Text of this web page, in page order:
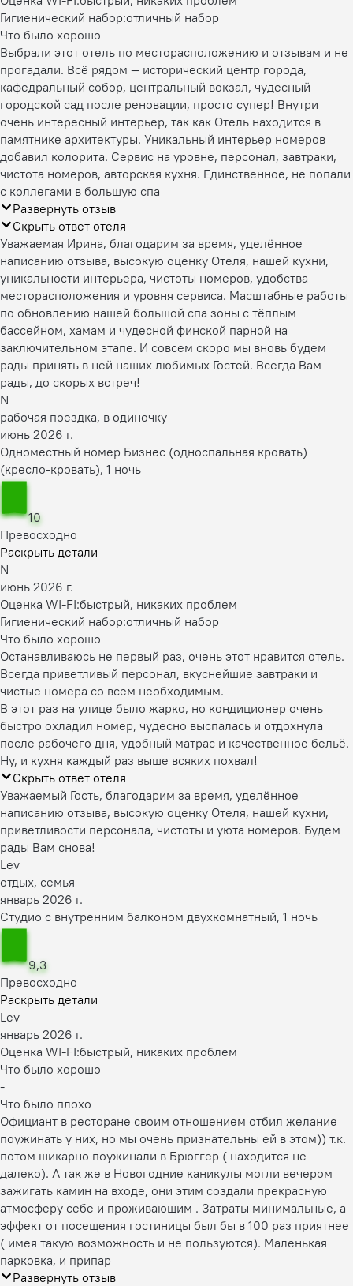
Гигиенический набор:отличный набор
Что было хорошо
Выбрали этот отель по месторасположению и отзывам и не
прогадали. Всё рядом — исторический центр города,
кафедральный собор, центральный вокзал, чудесный
городской сад после реновации, просто супер! Внутри
очень интересный интерьер, так как Отель находится в
памятнике архитектуры. Уникальный интерьер номеров
добавил колорита. Сервис на уровне, персонал, завтраки,
чистота номеров, авторская кухня. Единственное, не попали
с коллегами в большую спа
Развернуть отзыв
Скрыть ответ отеля
Уважаемая Ирина, благодарим за время, уделённое
написанию отзыва, высокую оценку Отеля, нашей кухни,
уникальности интерьера, чистоты номеров, удобства
месторасположения и уровня сервиса. Масштабные работы
по обновлению нашей большой спа зоны с тёплым
бассейном, хамам и чудесной финской парной на
заключительном этапе. И совсем скоро мы вновь будем
рады принять в ней наших любимых Гостей. Всегда Вам
рады, до скорых встреч!
N
рабочая поездка, в одиночку
июнь 2026 г.
Одноместный номер Бизнес (односпальная кровать)
(кресло-кровать), 1 ночь
10
Превосходно
Раскрыть детали
N
июнь 2026 г.
Оценка WI-FI:быстрый, никаких проблем
Гигиенический набор:отличный набор
Что было хорошо
Останавливаюсь не первый раз, очень этот нравится отель.
Всегда приветливый персонал, вкуснейшие завтраки и
чистые номера со всем необходимым.
В этот раз на улице было жарко, но кондиционер очень
быстро охладил номер, чудесно выспалась и отдохнула
после рабочего дня, удобный матрас и качественное бельё.
Ну, и кухня каждый раз выше всяких похвал!
Скрыть ответ отеля
Уважаемый Гость, благодарим за время, уделённое
написанию отзыва, высокую оценку Отеля, нашей кухни,
приветливости персонала, чистоты и уюта номеров. Будем
рады Вам снова!
Lev
отдых, семья
январь 2026 г.
Студио с внутренним балконом двухкомнатный, 1 ночь
9,3
Превосходно
Раскрыть детали
Lev
январь 2026 г.
Оценка WI-FI:быстрый, никаких проблем
Что было хорошо
-
Что было плохо
Официант в ресторане своим отношением отбил желание
поужинать у них, но мы очень признательны ей в этом)) т.к.
потом шикарно поужинали в Брюггер ( находится не
далеко). А так же в Новогодние каникулы могли вечером
зажигать камин на входе, они этим создали прекрасную
атмосферу себе и проживающим . Затраты минимальные, а
эффект от посещения гостиницы был бы в 100 раз приятнее
( имея такую возможность и не пользуются). Маленькая
парковка, и припар
Развернуть отзыв